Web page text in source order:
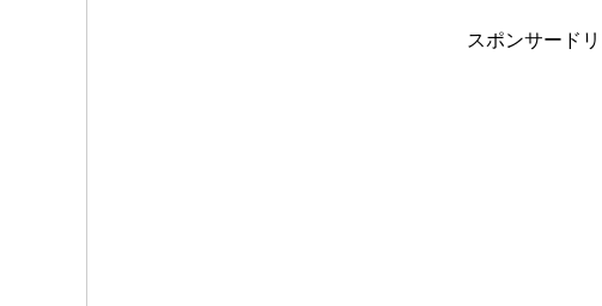
スポンサード